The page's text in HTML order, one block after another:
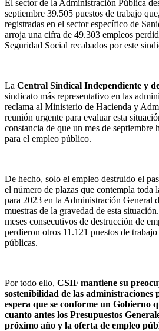
El sector de la Administración Pública
septiembre 39.505 puestos de trabajo
registradas en el sector específico de
arroja una cifra de 49.303 empleos
Seguridad Social recabados por este
La Central Sindical Independiente y
sindicato más representativo en las
reclama al Ministerio de Hacienda y
reunión urgente para evaluar esta
constancia de que un mes de septiembre
para el empleo público.
De hecho, solo el empleo destruido el
el número de plazas que contempla toda
para 2023 en la Administración General
muestras de la gravedad de esta
meses consecutivos de destrucción de
perdieron otros 11.121 puestos de
públicas.
Por todo ello, CSIF mantiene su
sostenibilidad de las administraciones
espera que se conforme un Gobierno
cuanto antes los Presupuestos
próximo año y la oferta de empleo